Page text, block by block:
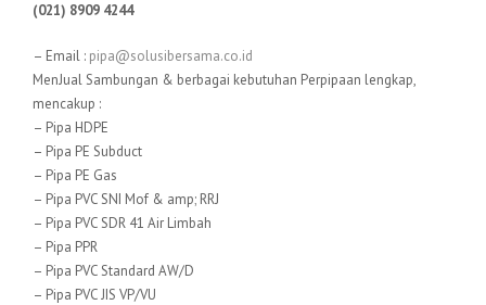
(021) 8909 4244
– Email : pipa@solusibersama.co.id
MenJual Sambungan & berbagai kebutuhan Perpipaan lengkap,
mencakup :
– Pipa HDPE
– Pipa PE Subduct
– Pipa PE Gas
– Pipa PVC SNI Mof & amp; RRJ
– Pipa PVC SDR 41 Air Limbah
– Pipa PPR
– Pipa PVC Standard AW/D
– Pipa PVC JIS VP/VU